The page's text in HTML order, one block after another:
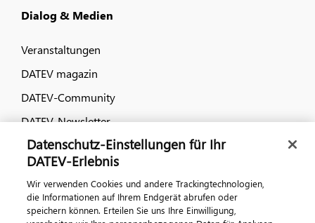
Dialog & Medien
Veranstaltungen
DATEV magazin
DATEV-Community
DATEV-Newsletter
Kontaktieren Sie uns
Datenschutz-Einstellungen für Ihr
DATEV-Erlebnis
Wir verwenden Cookies und andere Trackingtechnologien,
die Informationen auf Ihrem Endgerät abrufen oder
speichern können. Erteilen Sie uns Ihre Einwilligung,